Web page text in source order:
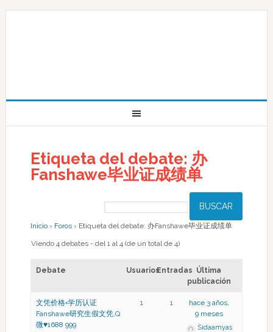
Etiqueta del debate: 办
Fanshawe毕业证成绩单
Inicio › Foros › Etiqueta del debate: 办Fanshawe毕业证成绩单
Viendo 4 debates - del 1 al 4 (de un total de 4)
Debate UsuariosEntradas Última
publicación
文凭价格◦学历认证
Fanshawe研究生假文凭,Q
微♥1688 999
1 1
hace 3 años,
9 meses
Sidaamyas